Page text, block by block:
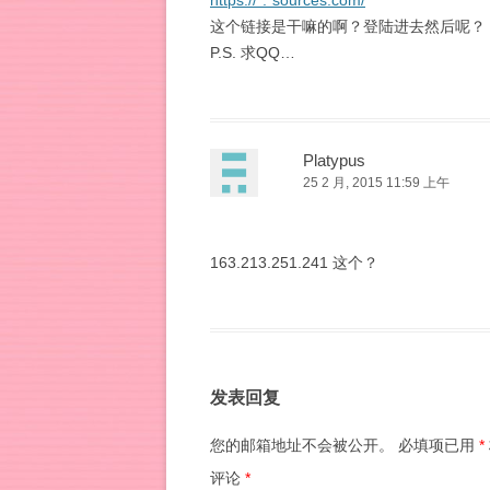
这个链接是干嘛的啊？登陆进去然后呢？
P.S. 求QQ…
Platypus
25 2 月, 2015 11:59 上午
163.213.251.241 这个？
发表回复
您的邮箱地址不会被公开。 必填项已用 *
评论 *